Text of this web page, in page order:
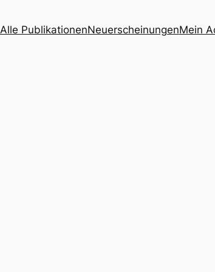
Alle PublikationenNeuerscheinungenMein